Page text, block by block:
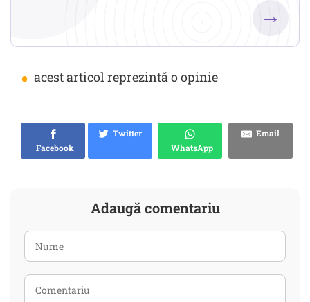
→
• acest articol reprezintă o opinie
Facebook
Twitter
WhatsApp
Email
Adaugă comentariu